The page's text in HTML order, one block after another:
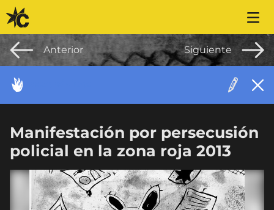
Saltar al contenido
Anterior Siguiente
Manifestación por persecusión
policial en la zona roja 2013